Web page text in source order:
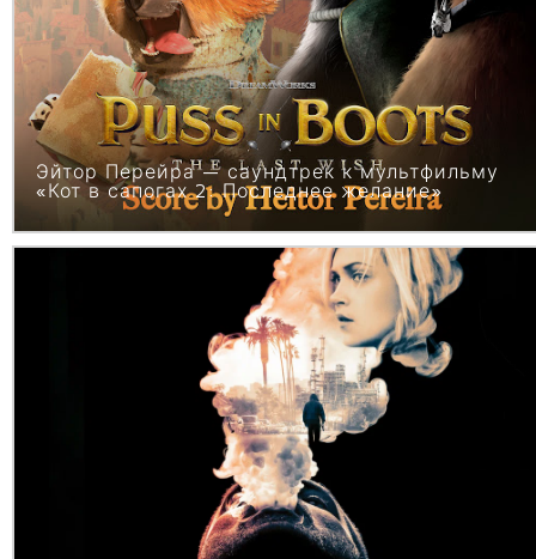
Эйтор Перейра — саундтрек к мультфильму
«Кот в сапогах 2: Последнее желание»